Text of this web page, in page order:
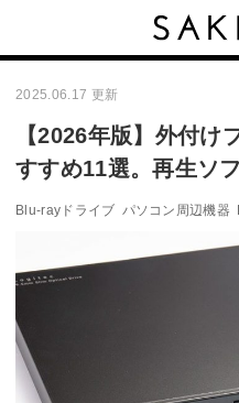
2025.06.17 更新
【2026年版】外付け
すすめ11選。再生ソ
Blu-rayドライブ パソコン周辺機器